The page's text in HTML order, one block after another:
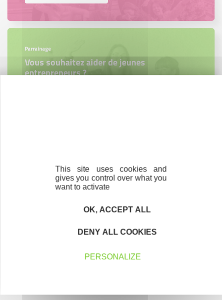
Parrainage
Vous souhaitez aider de jeunes
entrepreneurs ?
Vous souhaitez vous engager au service des
entrepreneurs ?
Nos partenaires
This site uses cookies and
gives you control over what you
want to activate
OK, ACCEPT ALL
DENY ALL COOKIES
PERSONALIZE